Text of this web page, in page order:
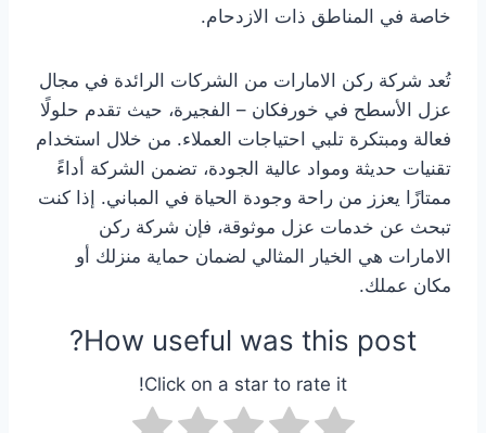
خاصة في المناطق ذات الازدحام.
تُعد شركة ركن الامارات من الشركات الرائدة في مجال
عزل الأسطح في خورفكان – الفجيرة، حيث تقدم حلولًا
فعالة ومبتكرة تلبي احتياجات العملاء. من خلال استخدام
تقنيات حديثة ومواد عالية الجودة، تضمن الشركة أداءً
ممتازًا يعزز من راحة وجودة الحياة في المباني. إذا كنت
تبحث عن خدمات عزل موثوقة، فإن شركة ركن
الامارات هي الخيار المثالي لضمان حماية منزلك أو
مكان عملك.
How useful was this post?
Click on a star to rate it!